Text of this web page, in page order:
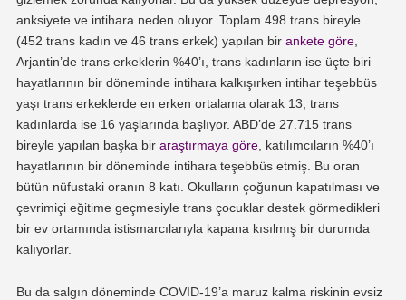
anksiyete ve intihara neden oluyor. Toplam 498 trans bireyle
(452 trans kadın ve 46 trans erkek) yapılan bir ankete göre,
Arjantin’de trans erkeklerin %40’ı, trans kadınların ise üçte biri
hayatlarının bir döneminde intihara kalkışırken intihar teşebbüs
yaşı trans erkeklerde en erken ortalama olarak 13, trans
kadınlarda ise 16 yaşlarında başlıyor. ABD’de 27.715 trans
bireyle yapılan başka bir araştırmaya göre, katılımcıların %40’ı
hayatlarının bir döneminde intihara teşebbüs etmiş. Bu oran
bütün nüfustaki oranın 8 katı. Okulların çoğunun kapatılması ve
çevrimiçi eğitime geçmesiyle trans çocuklar destek görmedikleri
bir ev ortamında istismarcılarıyla kapana kısılmış bir durumda
kalıyorlar.
Bu da salgın döneminde COVID-19’a maruz kalma riskinin evsiz